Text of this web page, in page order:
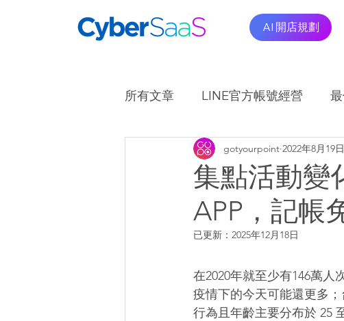
AI 開店規劃
所有文章 LINE官方帳號經營
OMO商圈應用實例 AI應用發
集點活動變
APP，記帳
gotyourpoint 2022年8月19日
已更新： 2025年12月18日
在2020年就至少有146萬
疫情下的今天可能還更多
行為且年齡主要分布於 25